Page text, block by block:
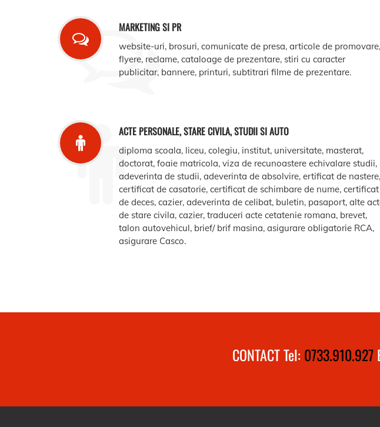
MARKETING SI PR
website-uri, brosuri, comunicate de presa, articole de promovare,
flyere, reclame, cataloage de prezentare, stiri cu caracter
publicitar, bannere, printuri, subtitrari filme de prezentare.
ACTE PERSONALE, STARE CIVILA, STUDII SI AUTO
diploma scoala, liceu, colegiu, institut, universitate, masterat,
doctorat, foaie matricola, viza de recunoastere echivalare studii,
adeverinta de studii, adeverinta de absolvire, ertificat de nastere,
certificat de casatorie, certificat de schimbare de nume, certificat
de deces, cazier, adeverinta de celibat, buletin, pasaport, alte
de stare civila, cazier, traduceri acte cetatenie romana, brevet,
talon autovehicul, brief/ brif masina, asigurare obligatorie RCA,
asigurare Casco.
CONTACT Tel: 0733.910.927